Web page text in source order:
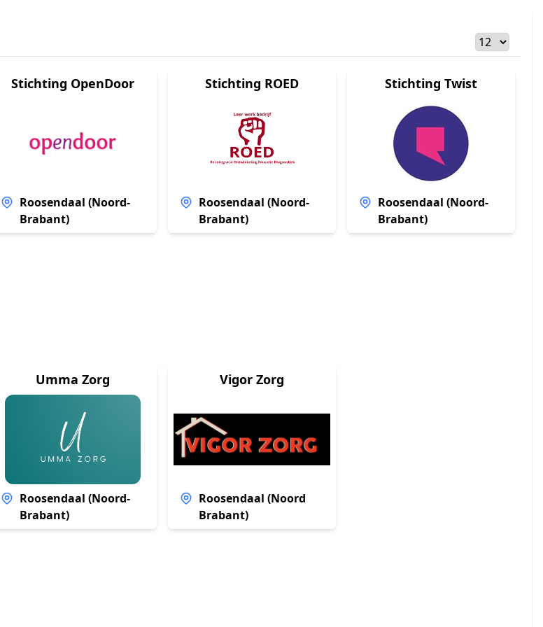
Stichting OpenDoor
Roosendaal (Noord-
Brabant)
Stichting ROED
Roosendaal (Noord-
Brabant)
Stichting Twist
Roosendaal (Noord-
Brabant)
Umma Zorg
Roosendaal (Noord-
Brabant)
Vigor Zorg
Roosendaal (Noord
Brabant)